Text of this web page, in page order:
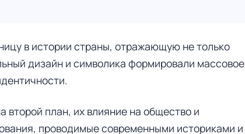
в истории страны, отражающую не только
дизайн и символика формировали массовое
второй план, их влияние на общество и
проводимые современными историками и